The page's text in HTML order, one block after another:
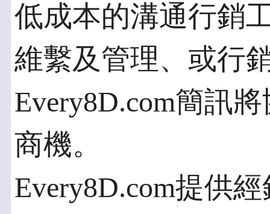
低成本的溝通行銷
維繫及管理、或行
Every8D.com簡訊
商機。
Every8D.com提供